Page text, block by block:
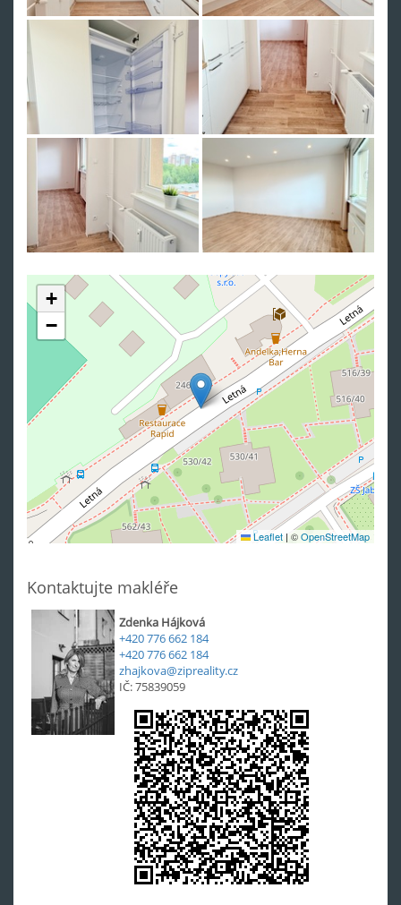
+
−
Leaflet | ©OpenStreetMap
Kontaktujte makléře
Zdenka Hájková
+420 776 662 184
+420 776 662 184
zhajkova@zipreality.cz
IČ: 75839059